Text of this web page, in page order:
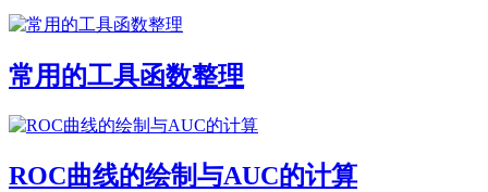
常用的工具函数整理
ROC曲线的绘制与AUC的计算